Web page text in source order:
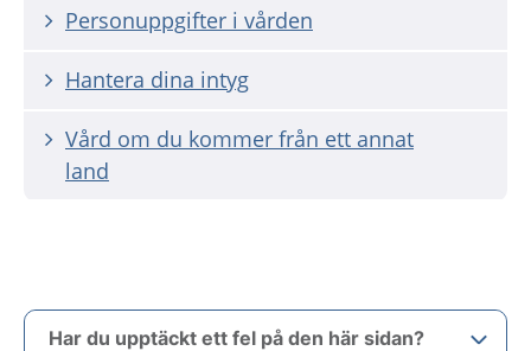
Personuppgifter i vården
Hantera dina intyg
Vård om du kommer från ett annat
land
Har du upptäckt ett fel på den här sidan?